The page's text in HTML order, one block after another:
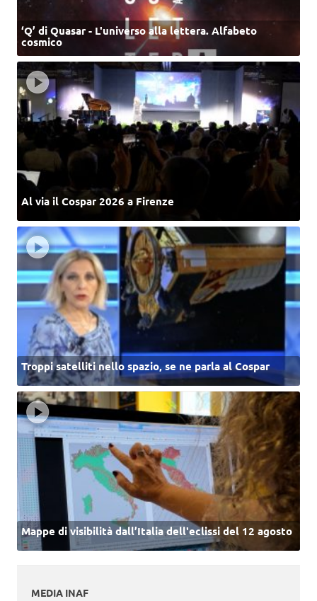
‘Q’ di Quasar - L'universo alla lettera. Alfabeto
cosmico
Al via il Cospar 2026 a Firenze
Troppi satelliti nello spazio, se ne parla al Cospar
Mappe di visibilità dall’Italia dell'eclissi del 12 agosto
MEDIA INAF